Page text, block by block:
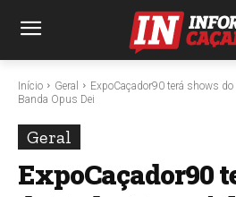
Início Geral
ExpoCaçador90 terá shows do
Banda Opus Dei
Geral
ExpoCaçador90